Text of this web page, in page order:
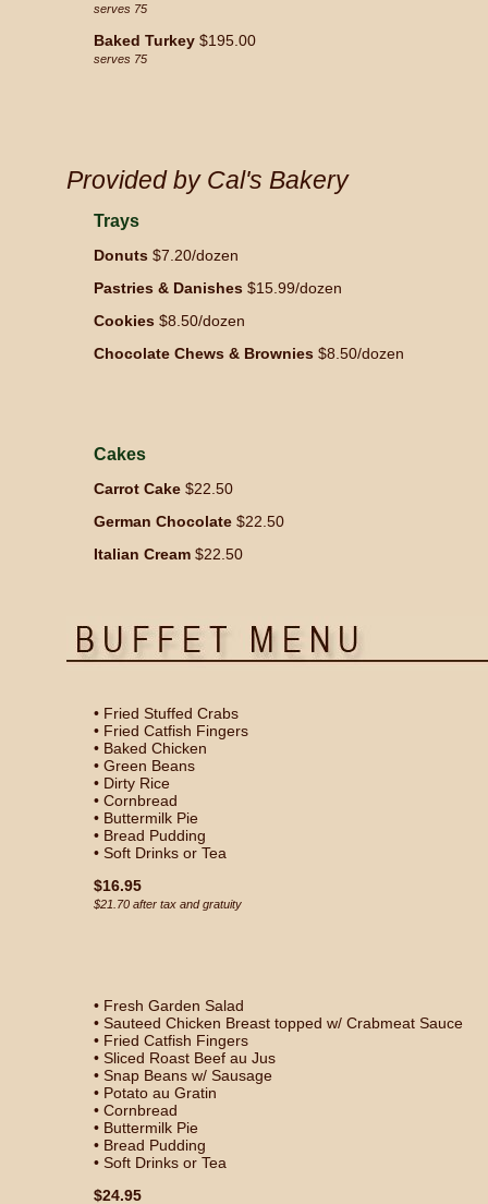
serves 75
Baked Turkey $195.00
serves 75
Provided by Cal's Bakery
Trays
Donuts $7.20/dozen
Pastries & Danishes $15.99/dozen
Cookies $8.50/dozen
Chocolate Chews & Brownies $8.50/dozen
Cakes
Carrot Cake $22.50
German Chocolate $22.50
Italian Cream $22.50
• Fried Stuffed Crabs
• Fried Catfish Fingers
• Baked Chicken
• Green Beans
• Dirty Rice
• Cornbread
• Buttermilk Pie
• Bread Pudding
• Soft Drinks or Tea
$16.95
$21.70 after tax and gratuity
• Fresh Garden Salad
• Sauteed Chicken Breast topped w/ Crabmeat Sauce
• Fried Catfish Fingers
• Sliced Roast Beef au Jus
• Snap Beans w/ Sausage
• Potato au Gratin
• Cornbread
• Buttermilk Pie
• Bread Pudding
• Soft Drinks or Tea
$24.95